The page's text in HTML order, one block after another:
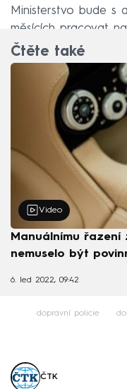
Ministerstvo bude s
měsících pracovat
Čtěte také
Video
Manuálnímu
nemuselo být
6. led 2022, 09:42
dopravní policie
ČTK